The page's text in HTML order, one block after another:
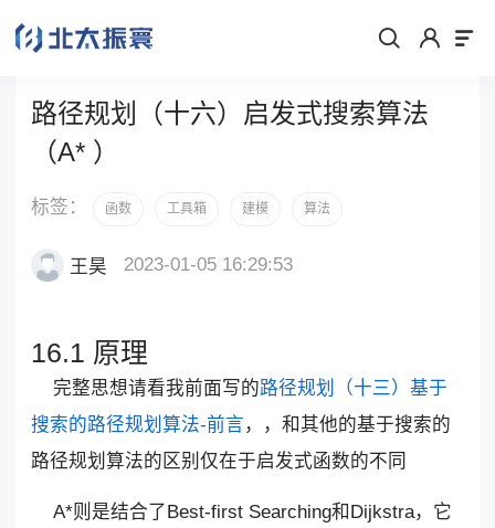
路径规划（十六）启发式搜索算法
（A* ）
标签： 函数 工具箱 建模 算法
王昊 2023-01-05 16:29:53
16.1 原理
完整思想请看我前面写的路径规划（十三）基于
搜索的路径规划算法-前言 ，，和其他的基于搜索的
路径规划算法的区别仅在于启发式函数的不同
A*则是结合了Best-first Searching和Dijkstra，它